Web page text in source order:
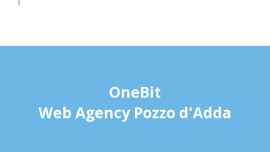
OneBit
Web Agency Pozzo d'Adda